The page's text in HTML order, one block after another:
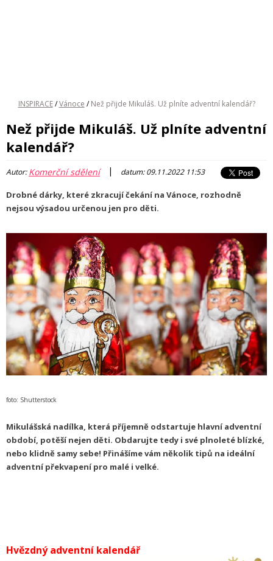
INSPIRACE / Vánoce / Než přijde Mikuláš. Už plníte adventní kalendář?
Než přijde Mikuláš. Už plníte adventní
kalendář?
Autor:Komerční sdělení | datum: 09.11.2022 11:53
Drobné dárky, které zkracují čekání na Vánoce, rozhodně
nejsou výsadou určenou jen pro děti.
foto: Shutterstock
Mikulášská nadílka, která příjemně odstartuje hlavní adventní
období, potěší nejen děti. Obdarujte tedy i své plnoleté blízké,
nebo klidně samy sebe! Přinášíme vám několik tipů na ideální
adventní překvapení pro malé i velké.
Hvězdný adventní kalendář